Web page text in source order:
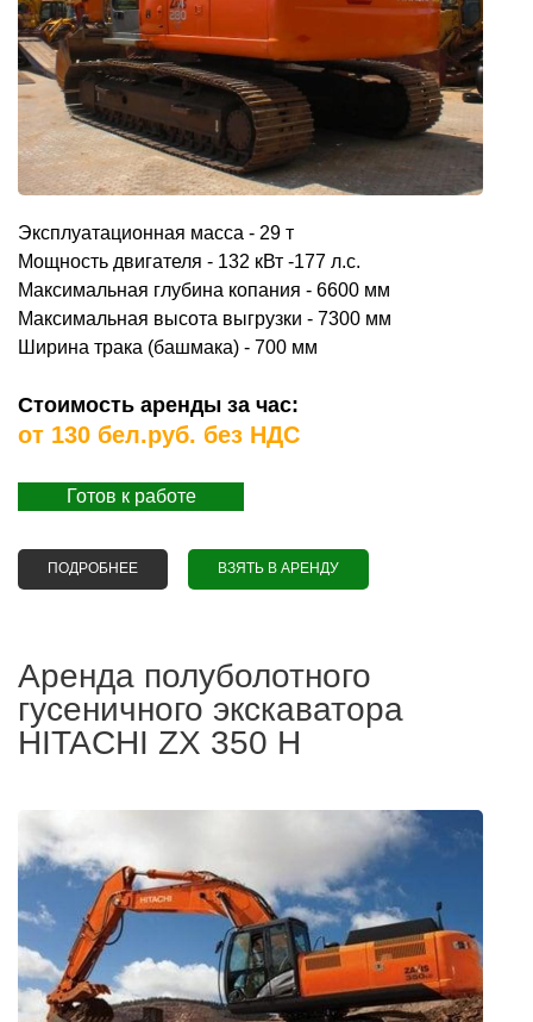
Эксплуатационная масса - 29 т
Мощность двигателя - 132 кВт -177 л.с.
Максимальная глубина копания - 6600 мм
Максимальная высота выгрузки - 7300 мм
Ширина трака (башмака) - 700 мм
Стоимость аренды за час:
от 130 бел.руб. без НДС
Готов к работе
ПОДРОБНЕЕ
О АРЕНДА ПОЛУБОЛОТНОГО ГУСЕНИЧНОГО
ЭКСКАВАТОРА HITACHI ZX280 LC
ВЗЯТЬ В АРЕНДУ
Аренда полуболотного
гусеничного экскаватора
HITACHI ZX 350 H